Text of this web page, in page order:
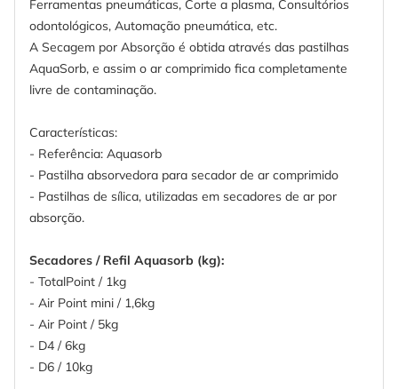
Ferramentas pneumáticas, Corte a plasma, Consultórios
odontológicos, Automação pneumática, etc.
A Secagem por Absorção é obtida através das pastilhas
AquaSorb, e assim o ar comprimido fica completamente
livre de contaminação.
Características:
- Referência: Aquasorb
- Pastilha absorvedora para secador de ar comprimido
- Pastilhas de sílica, utilizadas em secadores de ar por
absorção.
Secadores / Refil Aquasorb (kg):
- TotalPoint / 1kg
- Air Point mini / 1,6kg
- Air Point / 5kg
- D4 / 6kg
- D6 / 10kg